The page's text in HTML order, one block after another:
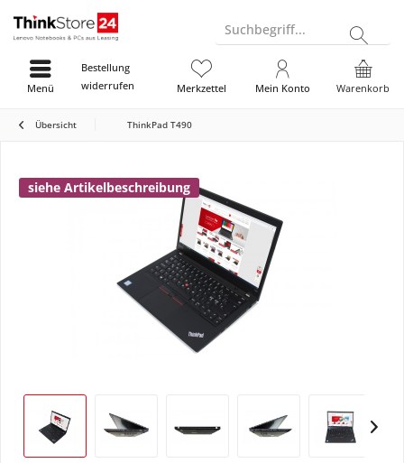
Suchbegriff...
Bestellung
widerrufen
Warenkorb
Merkzettel Mein Konto
Menü
Übersicht ThinkPad T490
siehe Artikelbeschreibung